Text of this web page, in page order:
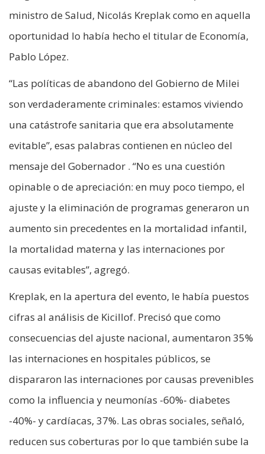
ministro de Salud, Nicolás Kreplak como en aquella
oportunidad lo había hecho el titular de Economía,
Pablo López.
“Las políticas de abandono del Gobierno de Milei
son verdaderamente criminales: estamos viviendo
una catástrofe sanitaria que era absolutamente
evitable”, esas palabras contienen en núcleo del
mensaje del Gobernador . “No es una cuestión
opinable o de apreciación: en muy poco tiempo, el
ajuste y la eliminación de programas generaron un
aumento sin precedentes en la mortalidad infantil,
la mortalidad materna y las internaciones por
causas evitables”, agregó.
Kreplak, en la apertura del evento, le había puestos
cifras al análisis de Kicillof. Precisó que como
consecuencias del ajuste nacional, aumentaron 35%
las internaciones en hospitales públicos, se
dispararon las internaciones por causas prevenibles
como la influencia y neumonías -60%- diabetes
-40%- y cardíacas, 37%. Las obras sociales, señaló,
reducen sus coberturas por lo que también sube la